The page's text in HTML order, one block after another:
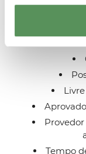
celular LTE
Tempo